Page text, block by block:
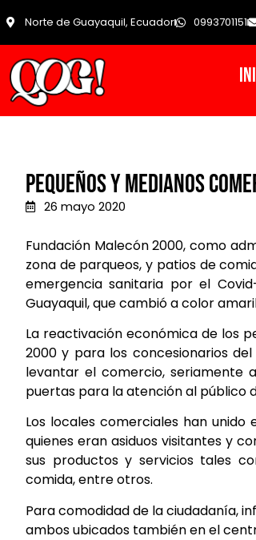
Norte de Guayaquil, Ecuador 0993701151
Pequeños y medianos
26 mayo 2020
Fundación Malecón 2000, como
zona de parqueos, y patios de
emergencia sanitaria por el
Guayaquil, que cambió a color
La reactivación económica de los
2000 y para los concesionarios
levantar el comercio, seriamente
puertas para la atención al público
Los locales comerciales han
quienes eran asiduos visitantes y
sus productos y servicios tales
comida, entre otros.
Para comodidad de la ciudadanía,
ambos ubicados también en el